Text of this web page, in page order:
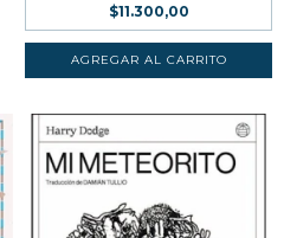
$11.300,00